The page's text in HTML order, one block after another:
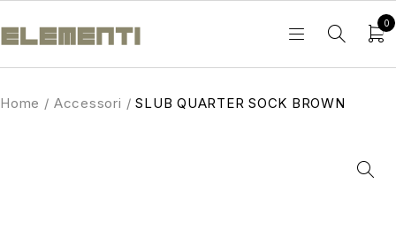
0
Home / Accessori / SLUB QUARTER SOCK BROWN